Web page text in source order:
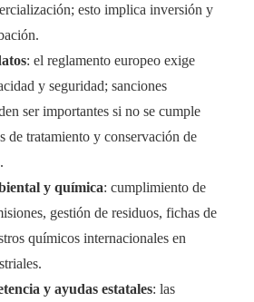
esto implica inversión y
: el reglamento europeo exige
y seguridad; sanciones
ser importantes si no se cumple
de tratamiento y conservación de
y química: cumplimiento de
gestión de residuos, fichas de
químicos internacionales en
y ayudas estatales: las